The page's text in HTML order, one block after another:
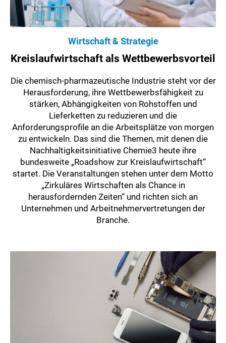
Wirtschaft & Strategie
Kreislaufwirtschaft als Wettbewerbsvorteil
Die chemisch-pharmazeutische Industrie steht vor der
Herausforderung, ihre Wettbewerbsfähigkeit zu
stärken, Abhängigkeiten von Rohstoffen und
Lieferketten zu reduzieren und die
Anforderungsprofile an die Arbeitsplätze von morgen
zu entwickeln. Das sind die Themen, mit denen die
Nachhaltigkeitsinitiative Chemie3 heute ihre
bundesweite „Roadshow zur Kreislaufwirtschaft“
startet. Die Veranstaltungen stehen unter dem Motto
„Zirkuläres Wirtschaften als Chance in
herausfordernden Zeiten“ und richten sich an
Unternehmen und Arbeitnehmervertretungen der
Branche.